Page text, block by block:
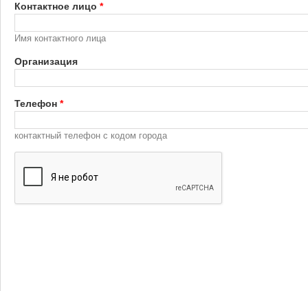
Контактное лицо *
Имя контактного лица
Организация
Телефон *
контактный телефон с кодом города